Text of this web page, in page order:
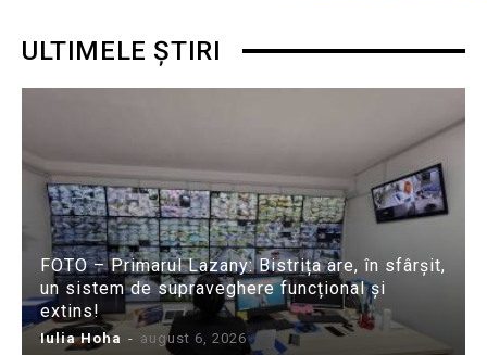
ULTIMELE ȘTIRI
FOTO – Primarul Lazany: Bistrița are, în sfârșit,
un sistem de supraveghere funcțional și
extins!
Iulia Hoha - august 6, 2026